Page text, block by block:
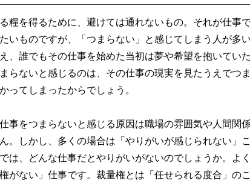
糧を得るために、避けては通れないもの。それが仕事
いものですが、「つまらない」と感じてしまう人が多
、誰でもその仕事を始めた当初は夢や希望を抱いてい
らないと感じるのは、その仕事の現実を見たうえでつ
ってしまったからでしょう。
事をつまらないと感じる原因は職場の雰囲気や人間関
。しかし、多くの場合は「やりがいが感じられない」
は、どんな仕事だとやりがいがないのでしょうか。よ
権がない」仕事です。裁量権とは「任せられる度合」の